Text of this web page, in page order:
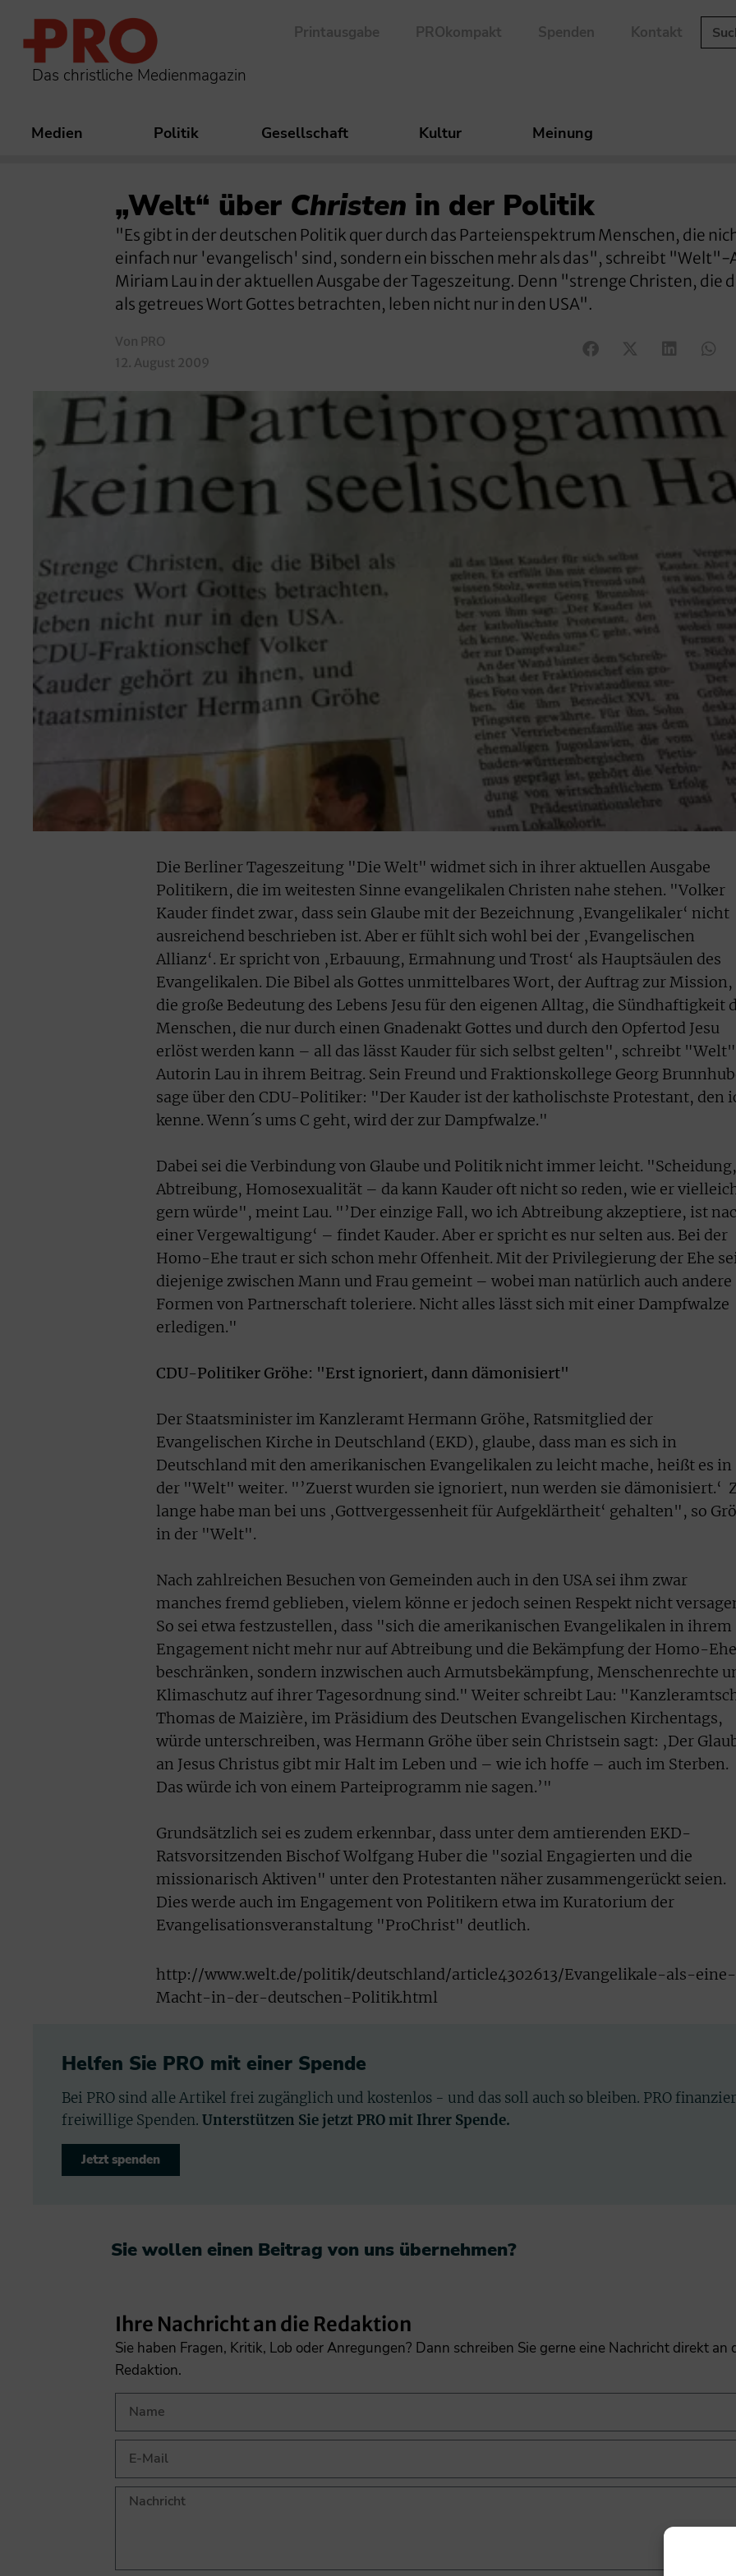
Das christliche Medienmagazin
Printausgabe PROkompakt Spenden Kontakt
Medien Politik Gesellschaft Kultur Meinung
„Welt“ über Christen in der Politik
"Es gibt in der deutschen Politik quer durch das Parteienspektrum Menschen, die
einfach nur 'evangelisch' sind, sondern ein bisschen mehr als das", schreibt "Welt"-
Miriam Lau in der aktuellen Ausgabe der Tageszeitung. Denn "strenge Christen, die
als getreues Wort Gottes betrachten, leben nicht nur in den USA".
Von PRO
12. August 2009
Die Berliner Tageszeitung "Die Welt" widmet sich in ihrer aktuellen Ausgabe
Politikern, die im weitesten Sinne evangelikalen Christen nahe stehen. "Volker
Kauder findet zwar, dass sein Glaube mit der Bezeichnung ‚Evangelikaler‘ nicht
ausreichend beschrieben ist. Aber er fühlt sich wohl bei der ‚Evangelischen
Allianz‘. Er spricht von ‚Erbauung, Ermahnung und Trost‘ als Hauptsäulen des
Evangelikalen. Die Bibel als Gottes unmittelbares Wort, der Auftrag zur Mission,
die große Bedeutung des Lebens Jesu für den eigenen Alltag, die Sündhaftigkeit
Menschen, die nur durch einen Gnadenakt Gottes und durch den Opfertod Jesu
erlöst werden kann – all das lässt Kauder für sich selbst gelten", schreibt
Autorin Lau in ihrem Beitrag. Sein Freund und Fraktionskollege Georg
sage über den CDU-Politiker: "Der Kauder ist der katholischste Protestant, den
kenne. Wenn´s ums C geht, wird der zur Dampfwalze."
Dabei sei die Verbindung von Glaube und Politik nicht immer leicht. "Scheidung,
Abtreibung, Homosexualität – da kann Kauder oft nicht so reden, wie er
gern würde", meint Lau. "’Der einzige Fall, wo ich Abtreibung akzeptiere, ist
einer Vergewaltigung‘ – findet Kauder. Aber er spricht es nur selten aus. Bei der
Homo-Ehe traut er sich schon mehr Offenheit. Mit der Privilegierung der Ehe
diejenige zwischen Mann und Frau gemeint – wobei man natürlich auch andere
Formen von Partnerschaft toleriere. Nicht alles lässt sich mit einer Dampfwalze
erledigen."
CDU-Politiker Gröhe: "Erst ignoriert, dann dämonisiert"
Der Staatsminister im Kanzleramt Hermann Gröhe, Ratsmitglied der
Evangelischen Kirche in Deutschland (EKD), glaube, dass man es sich in
Deutschland mit den amerikanischen Evangelikalen zu leicht mache, heißt es in
der "Welt" weiter. "’Zuerst wurden sie ignoriert, nun werden sie dämonisiert.‘
lange habe man bei uns ‚Gottvergessenheit für Aufgeklärtheit‘ gehalten", so
in der "Welt".
Nach zahlreichen Besuchen von Gemeinden auch in den USA sei ihm zwar
manches fremd geblieben, vielem könne er jedoch seinen Respekt nicht
So sei etwa festzustellen, dass "sich die amerikanischen Evangelikalen in ihrem
Engagement nicht mehr nur auf Abtreibung und die Bekämpfung der Homo-Ehe
beschränken, sondern inzwischen auch Armutsbekämpfung, Menschenrechte
Klimaschutz auf ihrer Tagesordnung sind." Weiter schreibt Lau:
Thomas de Maizière, im Präsidium des Deutschen Evangelischen Kirchentags,
würde unterschreiben, was Hermann Gröhe über sein Christsein sagt: ‚Der
an Jesus Christus gibt mir Halt im Leben und – wie ich hoffe – auch im Sterben.
Das würde ich von einem Parteiprogramm nie sagen.’"
Grundsätzlich sei es zudem erkennbar, dass unter dem amtierenden EKD-
Ratsvorsitzenden Bischof Wolfgang Huber die "sozial Engagierten und die
missionarisch Aktiven" unter den Protestanten näher zusammengerückt seien.
Dies werde auch im Engagement von Politikern etwa im Kuratorium der
Evangelisationsveranstaltung "ProChrist" deutlich.
http://www.welt.de/politik/deutschland/article4302613/Evangelikale-als-eine-
Macht-in-der-deutschen-Politik.html
Helfen Sie PRO mit einer Spende
Bei PRO sind alle Artikel frei zugänglich und kostenlos - und das soll auch so bleiben. PRO
freiwillige Spenden. Unterstützen Sie jetzt PRO mit Ihrer Spende.
Jetzt spenden
Sie wollen einen Beitrag von uns übernehmen?​
Ihre Nachricht an die Redaktion
Sie haben Fragen, Kritik, Lob oder Anregungen? Dann schreiben Sie gerne eine Nachricht direkt an
Redaktion.